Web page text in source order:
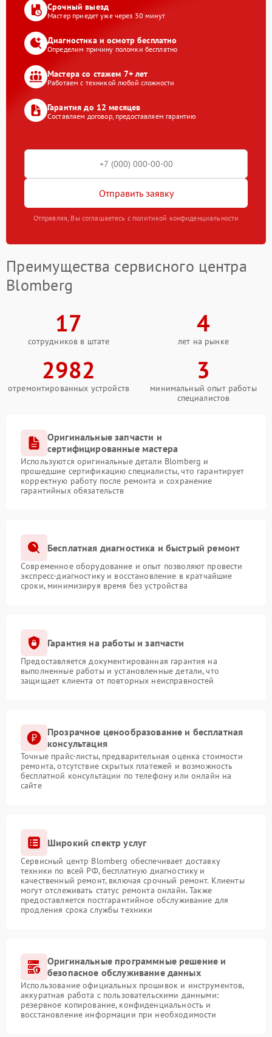
Срочный выезд
Мастер приедет уже через 30 минут
Диагностика и осмотр бесплатно
Определим причину поломки бесплатно
Мастера со стажем 7+ лет
Работаем с техникой любой сложности
Гарантия до 12 месяцев
Составляем договор, предоставляем гарантию
Отправить заявку
Отправляя, Вы соглашаетесь с политикой конфиденциальности
Преимущества сервисного центра
Blomberg
17
сотрудников в штате
4
лет на рынке
2982
отремонтированных устройств
3
минимальный опыт работы
специалистов
Оригинальные запчасти и
сертифицированные мастера
Используются оригинальные детали Blomberg и
прошедшие сертификацию специалисты, что гарантирует
корректную работу после ремонта и сохранение
гарантийных обязательств
Бесплатная диагностика и быстрый ремонт
Современное оборудование и опыт позволяют провести
экспресс-диагностику и восстановление в кратчайшие
сроки, минимизируя время без устройства
Гарантия на работы и запчасти
Предоставляется документированная гарантия на
выполненные работы и установленные детали, что
защищает клиента от повторных неисправностей
Прозрачное ценообразование и бесплатная
консультация
Точные прайс-листы, предварительная оценка стоимости
ремонта, отсутствие скрытых платежей и возможность
бесплатной консультации по телефону или онлайн на
сайте
Широкий спектр услуг
Сервисный центр Blomberg обеспечивает доставку
техники по всей РФ, бесплатную диагностику и
качественный ремонт, включая срочный ремонт. Клиенты
могут отслеживать статус ремонта онлайн. Также
предоставляется постгарантийное обслуживание для
продления срока службы техники
Оригинальные программные решение и
безопасное обслуживание данных
Использование официальных прошивок и инструментов,
аккуратная работа с пользовательскими данными:
резервное копирование, конфиденциальность и
восстановление информации при необходимости